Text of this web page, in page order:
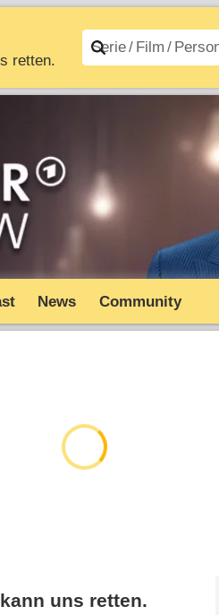
retten.
A–Z Filme A–Z
News Community
uns retten.